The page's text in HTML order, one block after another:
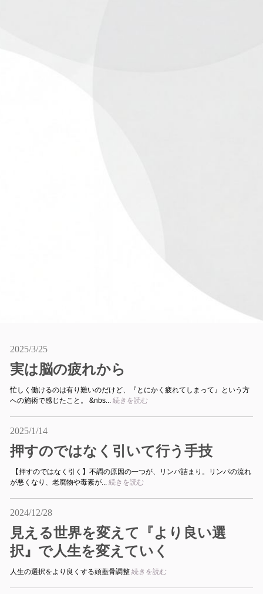
2025/3/25
実は脳の疲れから
忙しく働けるのは有り難いのだけど、『とにかく疲れてしまって』という方
への施術で感じたこと。 &nbs... 続きを読む
2025/1/14
押すのではなく引いて行う手技
【押すのではなく引く】不調の原因の一つが、リンパ詰まり。リンパの流れ
が悪くなり、老廃物や毒素が... 続きを読む
2024/12/28
見える世界を変えて『より良い選
択』で人生を変えていく
人生の選択をより良くする頭蓋骨調整 続きを読む